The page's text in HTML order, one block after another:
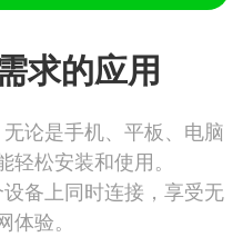
求的应用
论是手机、平板、电脑
松安装和使用。
备上同时连接，享受无
验。